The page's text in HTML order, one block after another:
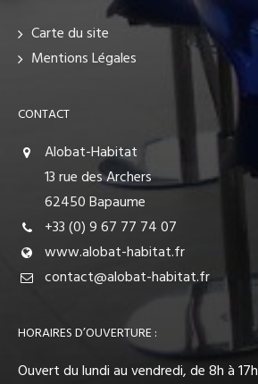
Carte du site
Mentions Légales
CONTACT
Alobat-Habitat
13 rue des Archers
62450 Bapaume
+33 (0) 9 67 77 74 07
www.alobat-habitat.fr
contact@alobat-habitat.fr
HORAIRES D’OUVERTURE :
Ouvert du lundi au vendredi, de 8h à 17h